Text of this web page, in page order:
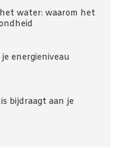
water: waarom het
energieniveau
bijdraagt aan je